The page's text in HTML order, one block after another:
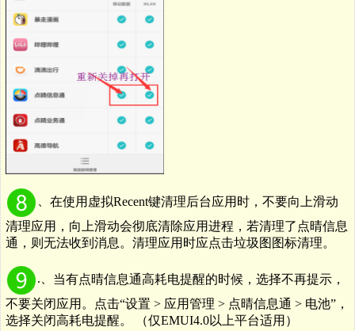
在使用虚拟Recent键清理后台应用时，不要向上滑动
清理应用，向上滑动会彻底清除应用进程，若清理了点晴信息
通，则无法收到消息。清理应用时应点击垃圾图图标清理。
.、 当有点晴信息通高耗电提醒的时候，选择不再提示，
不要关闭应用。点击“设置 > 应用管理 > 点晴信息通 > 电池” ，
选择关闭高耗电提醒。
（仅EMUI4.0以上平台适用）